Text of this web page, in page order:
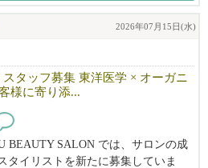
2026年07月15日(水)
タッフ募集 東洋医学 × オーガニ
様に寄り添...
BEAUTY SALON では、サロンの成
タイリストを新たに募集していま